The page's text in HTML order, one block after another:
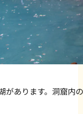
があります。洞窟内